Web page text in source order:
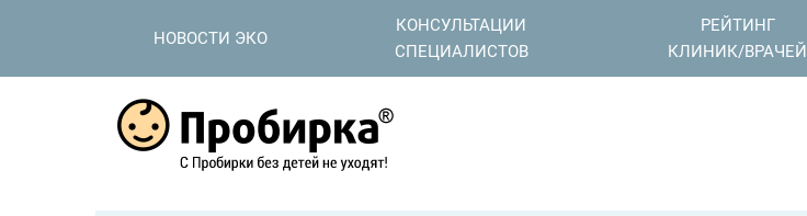
НОВОСТИ ЭКО
КОНСУЛЬТАЦИИ
СПЕЦИАЛИСТОВ
РЕЙТИНГ
КЛИНИК/ВРАЧЕЙ